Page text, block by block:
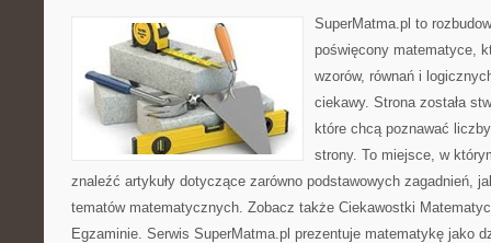
SuperMatma.pl to
poświęcony matematyce,
wzorów, równań i
ciekawy. Strona została
które chcą poznawać
strony. To miejsce, w
znaleźć artykuły dotyczące zarówno podstawowych zagadnień,
tematów matematycznych. Zobacz także Ciekawostki
Egzaminie. Serwis SuperMatma.pl prezentuje matematykę jako